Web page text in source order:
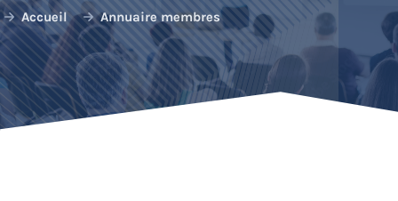
Accueil Annuaire membres